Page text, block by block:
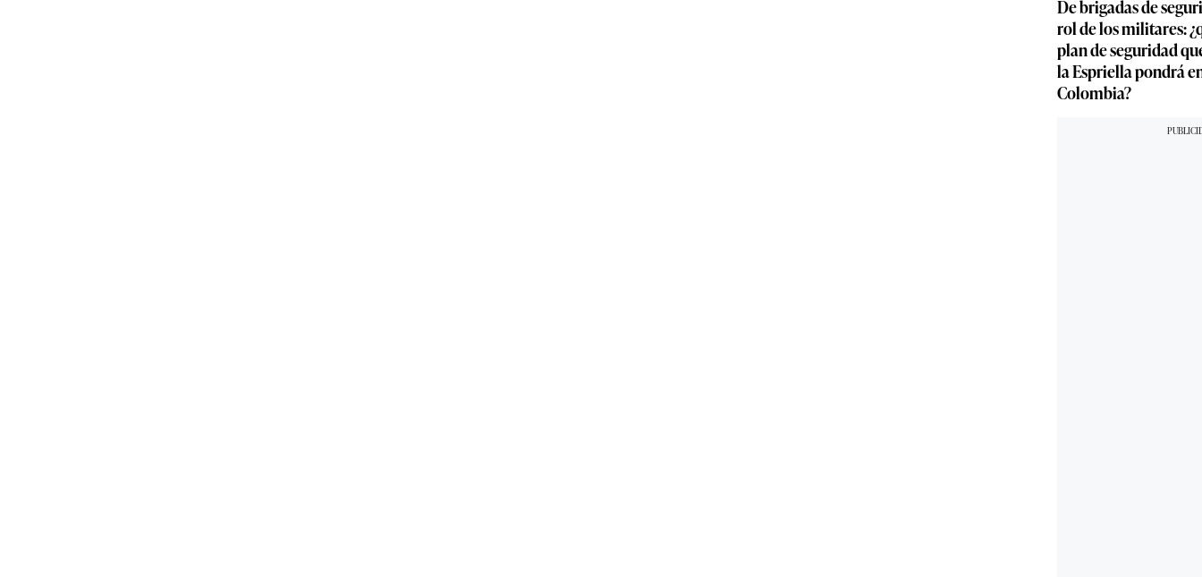
De brigadas de
rol de los militares:
plan de seguridad
la Espriella pondrá
Colombia?